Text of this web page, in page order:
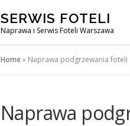
SERWIS FOTELI
Naprawa i Serwis Foteli Warszawa
Home» Naprawa podgrzewania foteli
Naprawa